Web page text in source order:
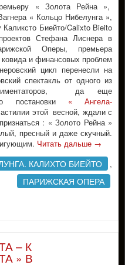
« Золота Рейна »,
« Кольцо Нибелунга »,
Каликсто Биейто/Calixto Bieito
Стефана Лиснера в
Оперы, премьера
и финансовых проблем
цикл перенесли на
спектакль от одного из
да еще
постановки « Ангела-
этой весной, ждали с
: « Золото Рейна »
пресный и даже скучный.
Читать дальше →
КАЛИХТО БИЕЙТО ,
ПАРИЖСКАЯ ОПЕРА
– К
» В